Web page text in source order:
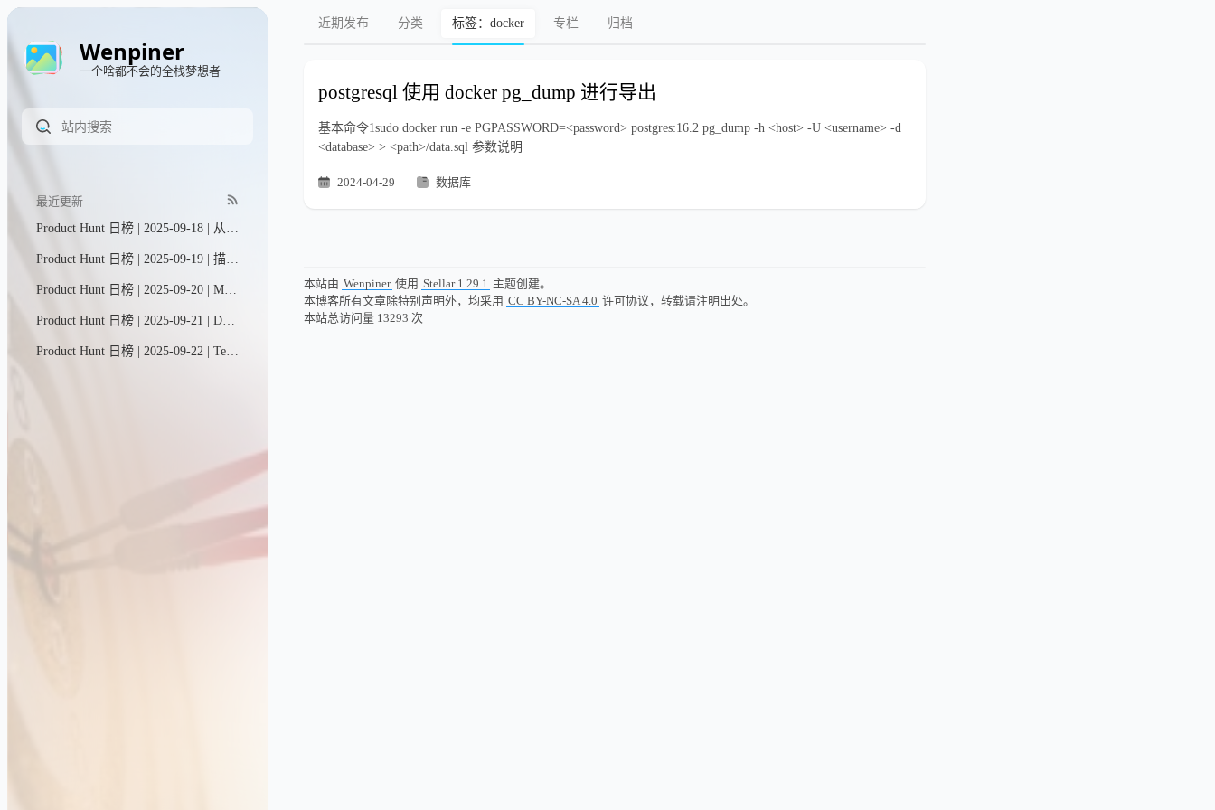
Wenpiner
一个啥都不会的全栈梦想者
最近更新
Product Hunt 日榜 | 2025-09-18 | 从网站实时抓取真实数据并导入Univers（我们的电子表格引擎，在GitHub上已获得27.5k星标！）。在这里，您可以提问、通过交互式表格和图表进行可视化分析，还能进行数据切片、多维筛选及导出——所有操作一站式完成。
Product Hunt 日榜 | 2025-09-19 | 描述您的活动，即刻获得精美的报名页面、邀请函等更多内容。通过直观的编辑工具调整细节，AI将为您完成繁重工作。特别适合渴望举办专业活动却不愿在各种工具间来回切换的个人与团队。
Product Hunt 日榜 | 2025-09-20 | MagicLight助您轻松将任意脚本转化为电影级故事视频——仅需几分钟。无论是制作YouTube内容、儿童故事、广告还是品牌宣传片，MagicLight作为智能故事视频助手，让叙事创作变得毫不费力。
Product Hunt 日榜 | 2025-09-21 | Dart现已将AI聊天与智能代理融合，打造出独具一格的项目管理工具。只需与AI对话，即可轻松完成项目 brainstorming、规划与进度追踪。您还能部署专业化甚至定制化的智能代理，让它们高效执行任何已规划的工作任务。
Product Hunt 日榜 | 2025-09-22 | Teable让您的数据即刻转化为行动。无论是客户信息、发票记录，还是批量营销图文生成，所有数据处理工作都变得前所未有的简单高效。
近期发布 分类 标签：docker 专栏 归档
postgresql 使用 docker pg_dump 进行导出
基本命令1sudo docker run -e PGPASSWORD=<password> postgres:16.2 pg_dump -h <host> -U <username> -d
<database> > <path>/data.sql 参数说明
2024-04-29 数据库
本站由 Wenpiner 使用 Stellar 1.29.1 主题创建。
本博客所有文章除特别声明外，均采用 CC BY-NC-SA 4.0 许可协议，转载请注明出处。
本站总访问量 13293 次